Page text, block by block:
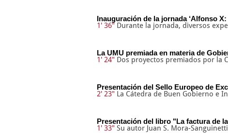
Inauguración de la jornada ‘Alfonso
1' 36" Durante la jornada, diversos
La UMU premiada en materia de
1' 24" Dos proyectos premiados por la
Presentación del Sello Europeo de
2' 23" La Cátedra de Buen Gobierno e
Presentación del libro "La factura de
1' 33" Su autor Juan S. Mora-